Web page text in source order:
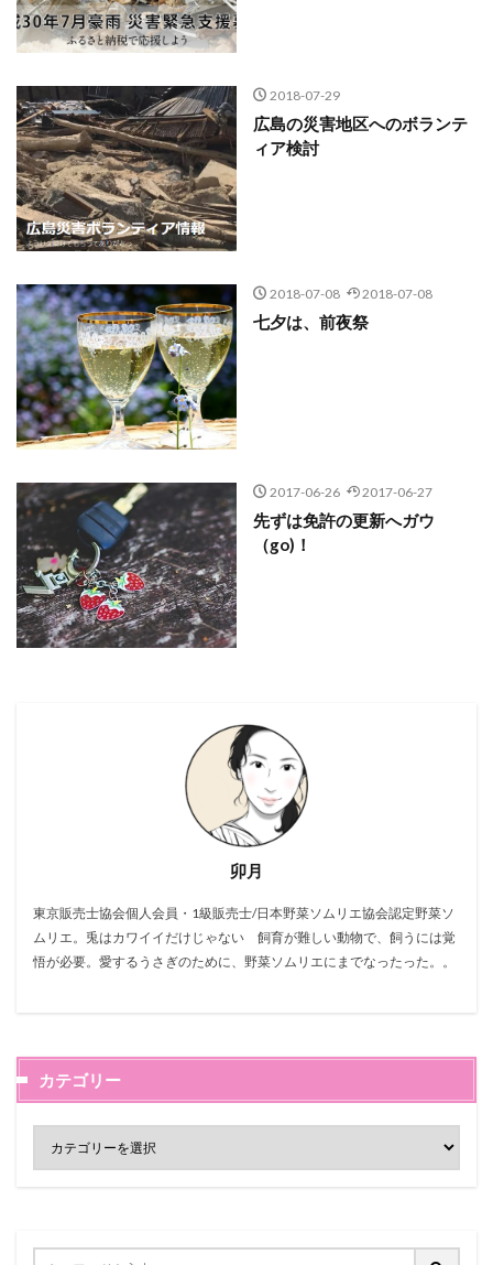
2018-07-29
広島の災害地区へのボランテ
ィア検討
2018-07-08 2018-07-08
七夕は、前夜祭
2017-06-26 2017-06-27
先ずは免許の更新へガウ
（go)！
卯月
東京販売士協会個人会員・1級販売士/日本野菜ソムリエ協会認定野菜ソ
ムリエ。兎はカワイイだけじゃない 飼育が難しい動物で、飼うには覚
悟が必要。愛するうさぎのために、野菜ソムリエにまでなったった。。
カテゴリー